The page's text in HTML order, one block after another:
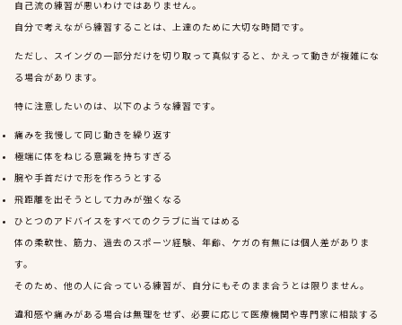
自己流の練習が悪いわけではありません。
自分で考えながら練習することは、上達のために大切な時間です。
ただし、スイングの一部分だけを切り取って真似すると、かえって動きが複雑にな
る場合があります。
特に注意したいのは、以下のような練習です。
痛みを我慢して同じ動きを繰り返す
極端に体をねじる意識を持ちすぎる
腕や手首だけで形を作ろうとする
飛距離を出そうとして力みが強くなる
ひとつのアドバイスをすべてのクラブに当てはめる
体の柔軟性、筋力、過去のスポーツ経験、年齢、ケガの有無には個人差がありま
す。
そのため、他の人に合っている練習が、自分にもそのまま合うとは限りません。
違和感や痛みがある場合は無理をせず、必要に応じて医療機関や専門家に相談する